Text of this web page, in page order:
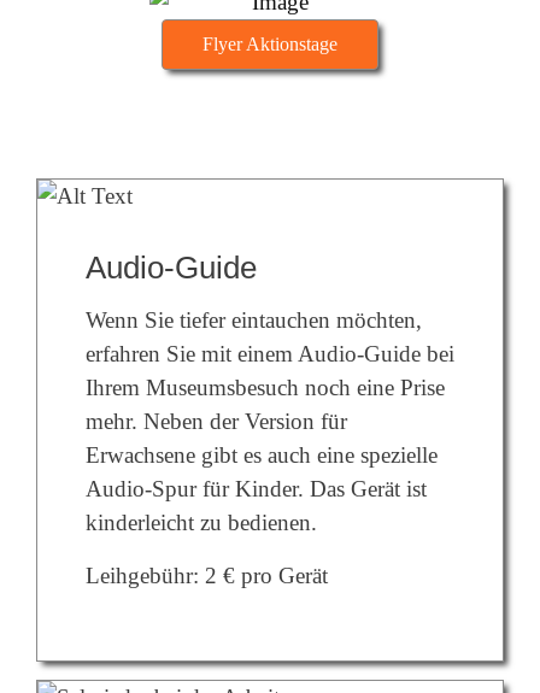
Flyer Aktionstage
Audio-Guide
Wenn Sie tiefer eintauchen möchten,
erfahren Sie mit einem Audio-Guide bei
Ihrem Museumsbesuch noch eine Prise
mehr. Neben der Version für
Erwachsene gibt es auch eine spezielle
Audio-Spur für Kinder. Das Gerät ist
kinderleicht zu bedienen.
Leihgebühr: 2 € pro Gerät